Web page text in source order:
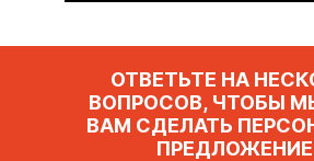
ОТВЕТЬТЕ НА
ВОПРОСОВ, ЧТОБЫ
ВАМ СДЕЛАТЬ